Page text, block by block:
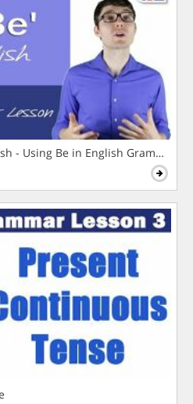
- Using Be in English Grammar